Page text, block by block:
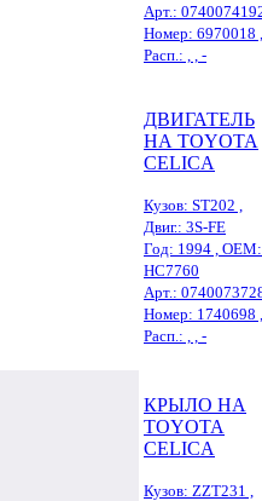
Арт.:
Номер: 6970018 ,
Расп.: , , -
ДВИГАТЕЛЬ
НА TOYOTA
CELICA
Кузов: ST202 ,
Двиг.: 3S-FE
Год: 1994 , OEM:
HC7760
Арт.:
Номер: 1740698 ,
Расп.: , , -
КРЫЛО НА
TOYOTA
CELICA
Кузов: ZZT231 ,